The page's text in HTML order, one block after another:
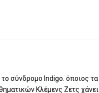
σύνδρομο Indigo. όποιος τα
Κλέμενς Ζετς χάνει